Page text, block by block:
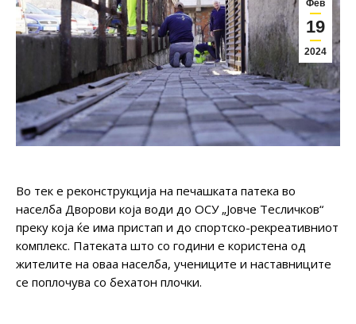
Фев
19
2024
Во тек е реконструкција на печашката патека во
населба Дворови која води до ОСУ „Јовче Тесличков“
преку која ќе има пристап и до спортско-рекреативниот
комплекс. Патеката што со години е користена од
жителите на оваа населба, учениците и наставниците
се поплочува со бехатон плочки.